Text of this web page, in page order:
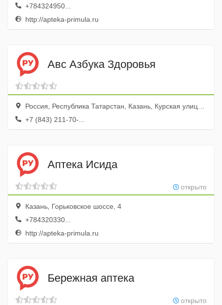
+784324950...
http://apteka-primula.ru
Авс Азбука Здоровья
Россия, Республика Татарстан, Казань, Курская улица, 18
+7 (843) 211-70-...
Аптека Исида
открыто
Казань, Горьковское шоссе, 4
+784320330...
http://apteka-primula.ru
Бережная аптека
открыто